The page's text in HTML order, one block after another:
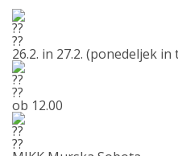
26.2. in 27.2. (ponedeljek in
ob 12.00